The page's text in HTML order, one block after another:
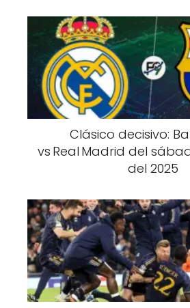
Clásico decisivo:
vs Real Madrid del
del 2025